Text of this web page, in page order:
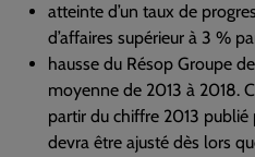
atteinte d’un taux de
d’affaires supérieur à 3 %
hausse du Résop Groupe
moyenne de 2013 à 2018.
partir du chiffre 2013 publié
devra être ajusté dès lors